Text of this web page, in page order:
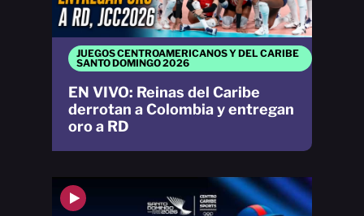
JUEGOS CENTROAMERICANOS Y DEL CARIBE
SANTO DOMINGO 2026
EN VIVO: Reinas del Caribe
derrotan a Colombia y entregan
oro a RD